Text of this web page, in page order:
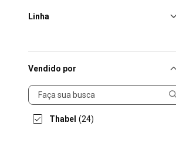
Linha
Vendido por
Vendido
por
Thabel (24)